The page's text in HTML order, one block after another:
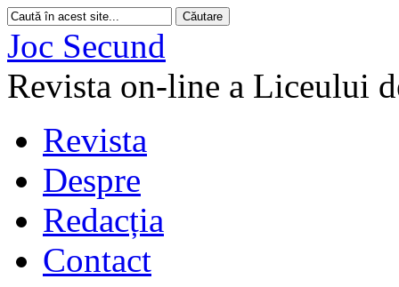
Joc Secund
Revista on-line a Liceului
Revista
Despre
Redacția
Contact